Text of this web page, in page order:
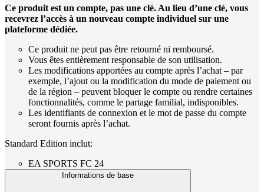
Ce produit est un compte, pas une clé. Au lieu d’une clé, vous
recevrez l’accès à un nouveau compte individuel sur une
plateforme dédiée.
Ce produit ne peut pas être retourné ni remboursé.
Vous êtes entièrement responsable de son utilisation.
Les modifications apportées au compte après l’achat – par
exemple, l’ajout ou la modification du mode de paiement ou
de la région – peuvent bloquer le compte ou rendre certaines
fonctionnalités, comme le partage familial, indisponibles.
Les identifiants de connexion et le mot de passe du compte
seront fournis après l’achat.
Standard Edition inclut:
EA SPORTS FC 24
Informations de base